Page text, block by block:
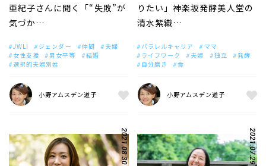
亜紀子さんに聞く「“失敗”が
気づか…
JWLI ジェンダー 仲間
夫婦
女性支援
男女平等
結婚
選択的夫婦別姓
小野アムスデン道子
りたい」神楽坂発酵美人堂の
清水紫織…
パラレルキャリア
ママ
ライフワーク
夫婦 独立
発酵
自分磨き
食
小野アムスデン道子
2021.08.30 2021.07.29